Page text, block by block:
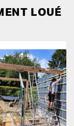
LOUÉ